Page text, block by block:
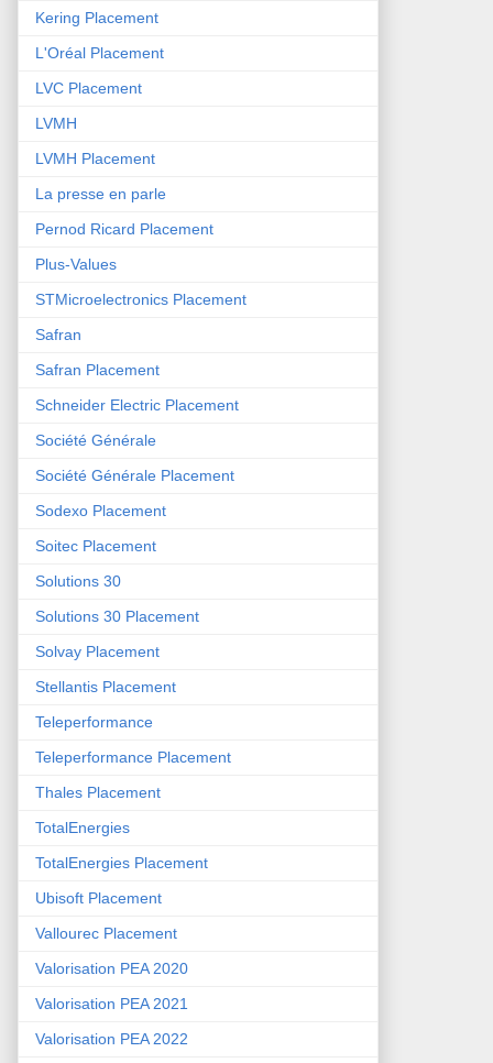
Kering Placement
L'Oréal Placement
LVC Placement
LVMH
LVMH Placement
La presse en parle
Pernod Ricard Placement
Plus-Values
STMicroelectronics Placement
Safran
Safran Placement
Schneider Electric Placement
Société Générale
Société Générale Placement
Sodexo Placement
Soitec Placement
Solutions 30
Solutions 30 Placement
Solvay Placement
Stellantis Placement
Teleperformance
Teleperformance Placement
Thales Placement
TotalEnergies
TotalEnergies Placement
Ubisoft Placement
Vallourec Placement
Valorisation PEA 2020
Valorisation PEA 2021
Valorisation PEA 2022